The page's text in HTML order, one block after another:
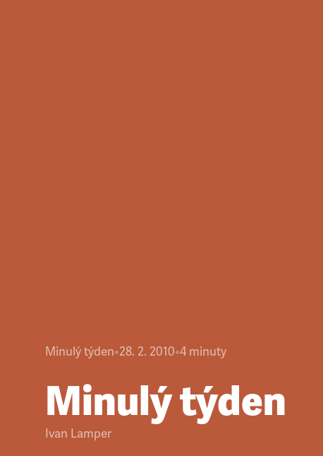
Minulý týden•28. 2. 2010•4 minuty
Minulý týden
Ivan Lamper